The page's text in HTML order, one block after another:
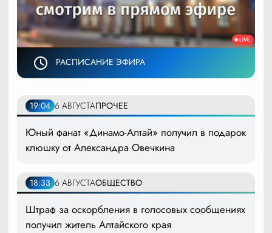
РАСПИСАНИЕ ЭФИРА
19:04 6 АВГУСТАПРОЧЕЕ
Юный фанат «Динамо-Алтай» получил в подарок
клюшку от Александра Овечкина
18:33 6 АВГУСТАОБЩЕСТВО
Штраф за оскорбления в голосовых сообщениях
получил житель Алтайского края